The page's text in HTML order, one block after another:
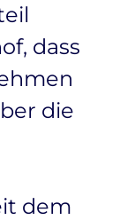
dass
die
dem